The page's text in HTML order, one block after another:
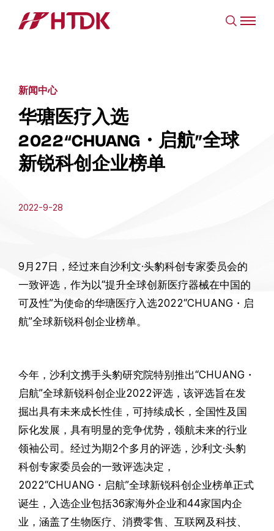
新闻中心
华瑭医疗入选
2022“CHUANG・启航”全球
新锐科创企业榜单
2022-9-28
9月27日，经过来自沙利文·头豹科创专家委员会的
一致评选，作为以“提升全球创新医疗器械在中国的
可及性”为使命的华瑭医疗入选2022“CHUANG・启
航”全球新锐科创企业榜单。
今年，沙利文携手头豹研究院特别推出“CHUANG・
启航”全球新锐科创企业2022评选，该评选旨在发
掘出具有未来成长性佳，可持续成长，全国性及国
际化发展，具有明显的竞争优势，领航未来的行业
领袖公司。经过为期2个多月的评选，沙利文·头豹
科创专家委员会的一致评选决定，
2022“CHUANG・启航”全球新锐科创企业榜单正式
诞生，入选企业包括36家海外企业和44家国内企
业，涵盖了生物医疗、消费零售、互联网及科技、